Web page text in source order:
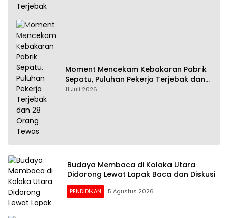
Moment Mencekam Kebakaran Pabrik
Sepatu, Puluhan Pekerja Terjebak dan
28 Orang Tewas
11 Juli 2026
Budaya Membaca di Kolaka Utara
Didorong Lewat Lapak Baca dan Diskusi
PENDIDIKAN 5 Agustus 2026